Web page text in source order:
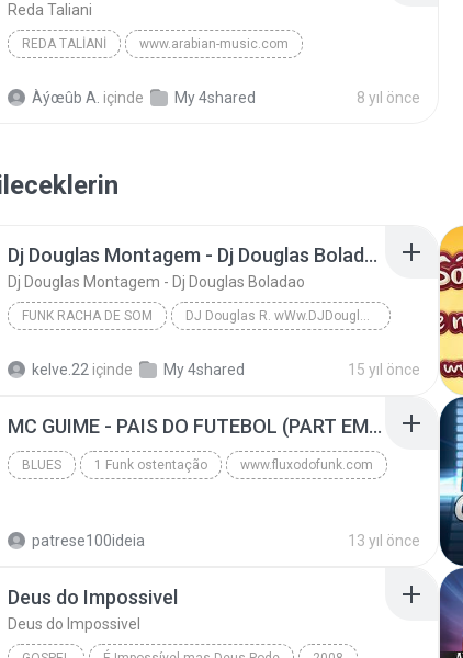
Reda Taliani
REDA TALIANI www.arabian-music.com
Àýœûb A. içinde My 4shared 8 yıl önce
Dj Douglas Montagem - Dj Douglas Boladao
Dj Douglas Montagem - Dj Douglas Boladao
FUNK RACHA DE SOM DJ Douglas R. wWw.DJDouglasR.Blogspot.com (32)99071077 msn djdouglasricardo@live.com
kelve.22 içinde My 4shared 15 yıl önce
MC GUIME - PAIS DO FUTEBOL (PART EMICIDA) 2014.mp3
BLUES 1 Funk ostentação www.fluxodofunk.com
patrese100ideia 13 yıl önce
Deus do Impossivel
Deus do Impossivel